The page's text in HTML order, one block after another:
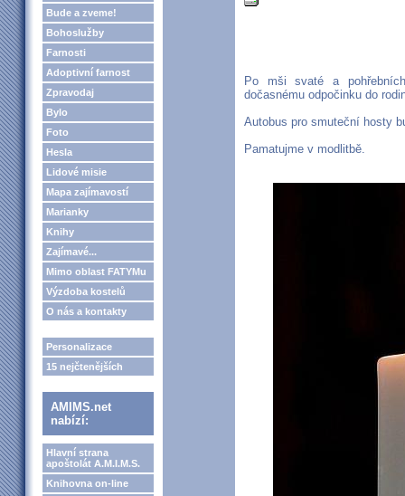
Bude a zveme!
Bohoslužby
Farnosti
Adoptivní farnost
Zpravodaj
Bylo
Foto
Hesla
Lidové misie
Mapa zajímavostí
Marianky
Knihy
Zajímavé...
Mimo oblast FATYMu
Výzdoba kostelů
O nás a kontakty
Personalizace
15 nejčtenějších
AMIMS.net
nabízí:
Hlavní strana
apoštolát A.M.I.M.S.
Knihovna on-line
Po mši svaté a
dočasnému odpočinku do
Autobus pro smuteční hosty
Pamatujme v modlitbě.